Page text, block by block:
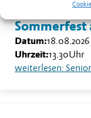
Datum:18.08.2026
Uhrzeit:13.30Uhr